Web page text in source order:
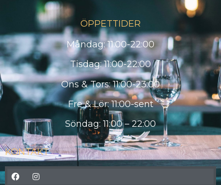
ÖPPETTIDER
Måndag: 11:00-22:00
Tisdag: 11:00-22:00
Ons & Tors: 11:00-23:00
Fre & Lör: 11:00-sent
Söndag: 11:00 – 22:00
KONTAKT